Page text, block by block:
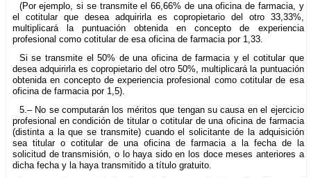
(Por ejemplo, si se transmite el 66,66% de una oficina de farmacia, y
el cotitular que desea adquirirla es copropietario del otro 33,33%,
multiplicará la puntuación obtenida en concepto de experiencia
profesional como cotitular de esa oficina de farmacia por 1,33.
Si se transmite el 50% de una oficina de farmacia y el cotitular que
desea adquirirla es copropietario del otro 50%, multiplicará la puntuación
obtenida en concepto de experiencia profesional como cotitular de esa
oficina de farmacia por 1,5).
5.– No se computarán los méritos que tengan su causa en el ejercicio
profesional en condición de titular o cotitular de una oficina de farmacia
(distinta a la que se transmite) cuando el solicitante de la adquisición
sea titular o cotitular de una oficina de farmacia a la fecha de la
solicitud de transmisión, o lo haya sido en los doce meses anteriores a
dicha fecha y la haya transmitido a título gratuito.